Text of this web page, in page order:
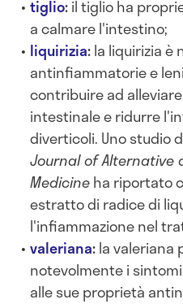
tiglio:il tiglio ha
a calmare l'intestino;
liquirizia:la liquirizia è
antinfiammatorie e
contribuire ad
intestinale e ridurre
diverticoli. Uno studio
Journal of Alternative
Medicineha riportato
estratto di radice di
l'infiammazione nel
valeriana:la valeriana
notevolmente i
alle sue proprietà